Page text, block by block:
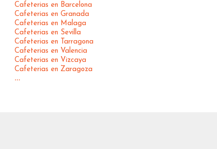
Cafeterias en Barcelona
Cafeterias en Granada
Cafeterias en Malaga
Cafeterias en Sevilla
Cafeterias en Tarragona
Cafeterias en Valencia
Cafeterias en Vizcaya
Cafeterias en Zaragoza
...